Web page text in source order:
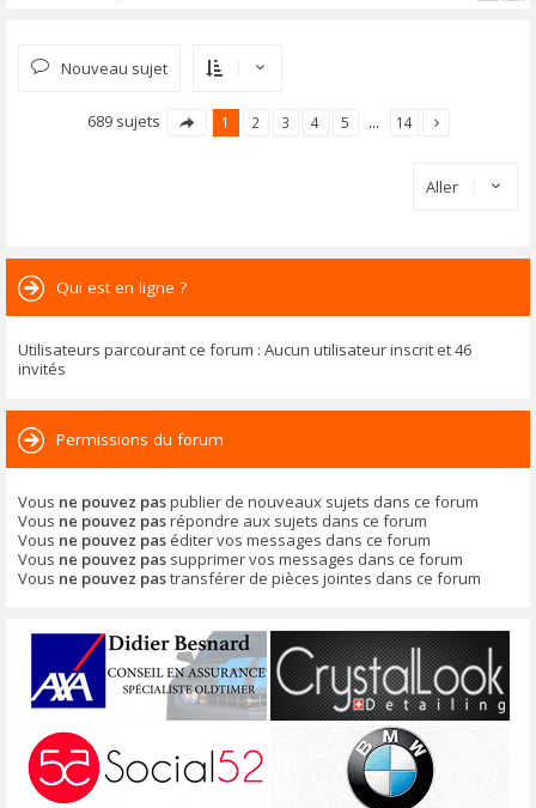
Nouveau sujet
689 sujets 1 2 3 4 5 … 14
Aller
Qui est en ligne ?
Utilisateurs parcourant ce forum : Aucun utilisateur inscrit et 46
invités
Permissions du forum
Vous ne pouvez paspublier de nouveaux sujets dans ce forum
Vous ne pouvez pasrépondre aux sujets dans ce forum
Vous ne pouvez pas éditer vos messages dans ce forum
Vous ne pouvez pas supprimer vos messages dans ce forum
Vous ne pouvez pastransférer de pièces jointes dans ce forum